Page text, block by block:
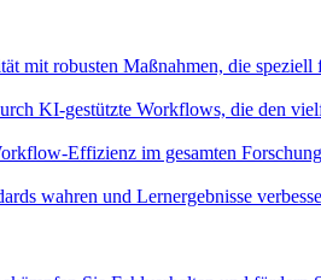
mit robusten Maßnahmen, die
KI-gestützte Workflows, die den
Effizienz im gesamten
wahren und Lernergebnisse